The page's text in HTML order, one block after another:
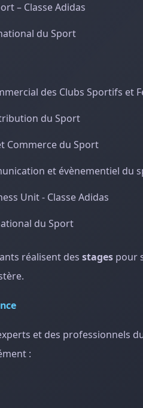
– Classe Adidas
du Sport
des Clubs Sportifs et
du Sport
Commerce du Sport
et évènementiel du
Unit - Classe Adidas
du Sport
réalisent des stages pour
et des professionnels
: